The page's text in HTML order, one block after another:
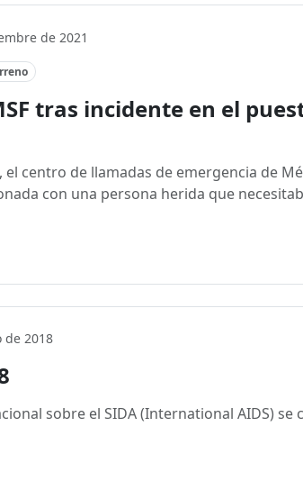
de 2021
tras incidente en el
centro de llamadas de emergencia de
con una persona herida que
de 2018
sobre el SIDA (International AIDS)